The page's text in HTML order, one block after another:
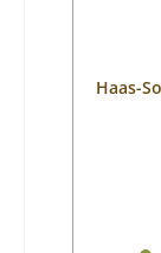
Haas-